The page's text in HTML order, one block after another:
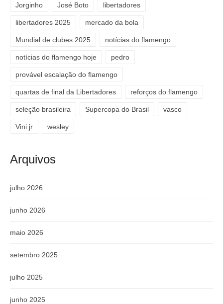
Jorginho José Boto libertadores
libertadores 2025 mercado da bola
Mundial de clubes 2025 notícias do flamengo
notícias do flamengo hoje pedro
provável escalação do flamengo
quartas de final da Libertadores reforços do flamengo
seleção brasileira Supercopa do Brasil vasco
Vini jr wesley
Arquivos
julho 2026
junho 2026
maio 2026
setembro 2025
julho 2025
junho 2025